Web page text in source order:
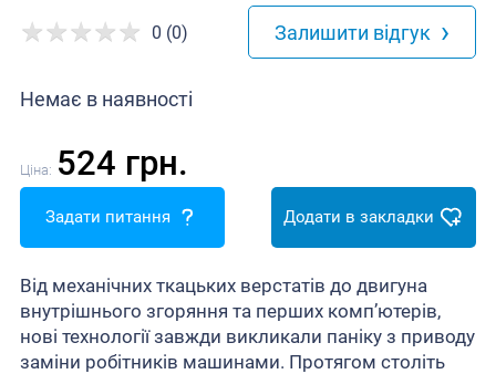
Немає в наявності
0 (0) Залишити відгук ›
Ціна: 524 грн.
Задати питання Додати в закладки
Від механічних ткацьких верстатів до двигуна
внутрішнього згоряння та перших комп’ютерів,
нові технології завжди викликали паніку з приводу
заміни робітників машинами. Протягом століть